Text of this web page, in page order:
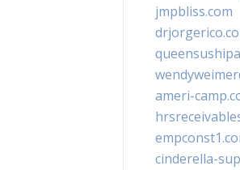
jmpbliss.com
ameri-
cinderella-